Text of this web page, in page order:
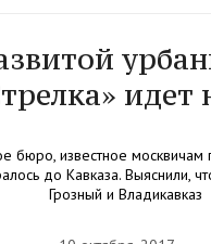
идет
бюро, известное
до Кавказа. Выяснили,
Грозный и Владикавказ